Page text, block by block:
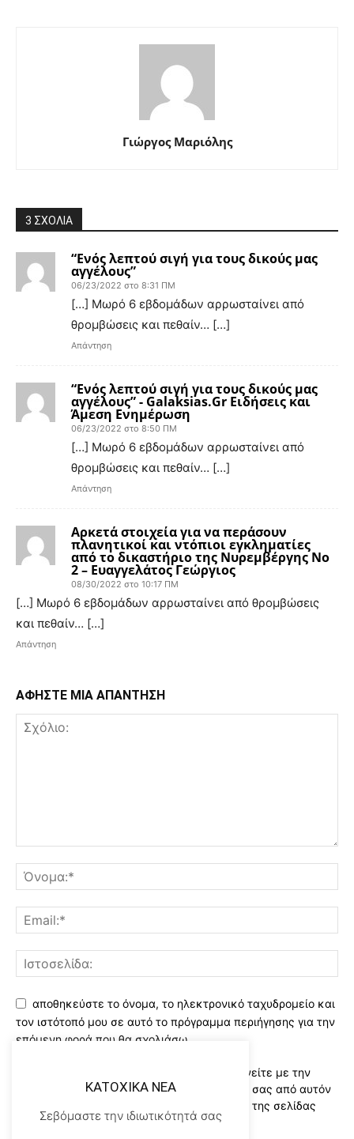
Γιώργος Μαριόλης
3 ΣΧΟΛΙΑ
“Ενός λεπτού σιγή για τους δικούς μας
αγγέλους”
06/23/2022 στο 8:31 ΠΜ
[…] Μωρό 6 εβδομάδων αρρωσταίνει από
θρομβώσεις και πεθαίν… […]
Απάντηση
“Ενός λεπτού σιγή για τους δικούς μας
αγγέλους” - Galaksias.Gr Ειδήσεις και
Άμεση Ενημέρωση
06/23/2022 στο 8:50 ΠΜ
[…] Μωρό 6 εβδομάδων αρρωσταίνει από
θρομβώσεις και πεθαίν… […]
Απάντηση
Αρκετά στοιχεία για να περάσουν
πλανητικοί και ντόπιοι εγκληματίες
από το δικαστήριο της Νυρεμβέργης Νο
2 – Ευαγγελάτος Γεώργιος
08/30/2022 στο 10:17 ΠΜ
[…] Μωρό 6 εβδομάδων αρρωσταίνει από θρομβώσεις
και πεθαίν… […]
Απάντηση
ΑΦΗΣΤΕ ΜΙΑ ΑΠΑΝΤΗΣΗ
αποθηκεύστε το όνομα, το ηλεκτρονικό ταχυδρομείο και
τον ιστότοπό μου σε αυτό το πρόγραμμα περιήγησης για την
επόμενη φορά που θα σχολιάσω.
Χρησιμοποιώντας αυτό το έντυπο συμφωνείτε με την
αποθήκευση και χειρισμό των δεδομένων σας από αυτόν
τον ιστότοπο..Διαβάστε του ορους χρήσης της σελίδας
μας*
KATOXIKA NEA
Σεβόμαστε την ιδιωτικότητά σας